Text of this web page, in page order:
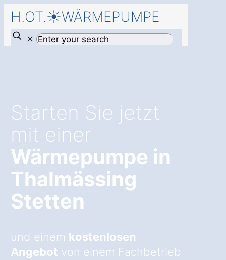
H.OT.☀️WÄRMEPUMPE
✕
Starten Sie jetzt
mit einer
Wärmepumpe in
Thalmässing
Stetten
und einem kostenlosen
Angebot von einem Fachbetrieb